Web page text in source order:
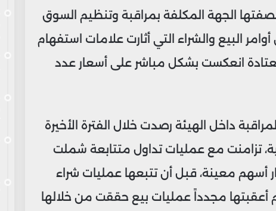
الجهة المكلفة بمراقبة وتنظيم السوق
البيع والشراء التي أثارت علامات استفهام
انعكست بشكل مباشر على أسعار عدد
داخل الهيئة رصدت خلال الفترة الأخيرة
تزامنت مع عمليات تداول متتابعة شملت
أسهم معينة، قبل أن تتبعها عمليات شراء
مجدداً عمليات بيع حققت من خلالها